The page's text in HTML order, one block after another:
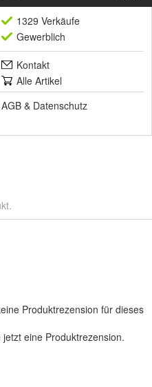
1329 Verkäufe
Gewerblich
Kontakt
Alle Artikel
AGB & Datenschutz
Produktrezension für dieses
jetzt eine Produktrezension.